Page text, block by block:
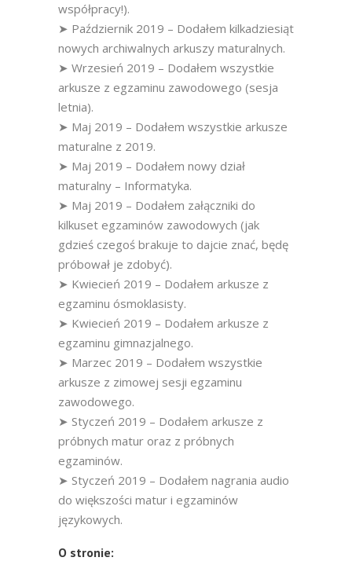
współpracy!).
➤ Październik 2019 – Dodałem kilkadziesiąt
nowych archiwalnych arkuszy maturalnych.
➤ Wrzesień 2019 – Dodałem wszystkie
arkusze z egzaminu zawodowego (sesja
letnia).
➤ Maj 2019 – Dodałem wszystkie arkusze
maturalne z 2019.
➤ Maj 2019 – Dodałem nowy dział
maturalny – Informatyka.
➤ Maj 2019 – Dodałem załączniki do
kilkuset egzaminów zawodowych (jak
gdzieś czegoś brakuje to dajcie znać, będę
próbował je zdobyć).
➤ Kwiecień 2019 – Dodałem arkusze z
egzaminu ósmoklasisty.
➤ Kwiecień 2019 – Dodałem arkusze z
egzaminu gimnazjalnego.
➤ Marzec 2019 – Dodałem wszystkie
arkusze z zimowej sesji egzaminu
zawodowego.
➤ Styczeń 2019 – Dodałem arkusze z
próbnych matur oraz z próbnych
egzaminów.
➤ Styczeń 2019 – Dodałem nagrania audio
do większości matur i egzaminów
językowych.
O stronie: